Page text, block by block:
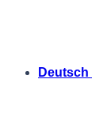
Deutsch